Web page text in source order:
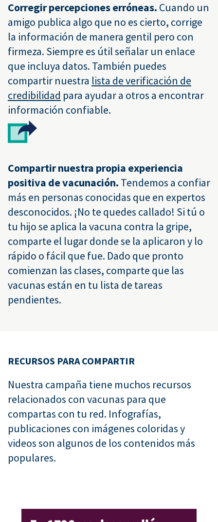
Corregir percepciones erróneas. Cuando un
amigo publica algo que no es cierto, corrige
la información de manera gentil pero con
firmeza. Siempre es útil señalar un enlace
que incluya datos. También puedes
compartir nuestra lista de verificación de
credibilidad para ayudar a otros a encontrar
información confiable.
Compartir nuestra propia experiencia
positiva de vacunación. Tendemos a confiar
más en personas conocidas que en expertos
desconocidos. ¡No te quedes callado! Si tú o
tu hijo se aplica la vacuna contra la gripe,
comparte el lugar donde se la aplicaron y lo
rápido o fácil que fue. Dado que pronto
comienzan las clases, comparte que las
vacunas están en tu lista de tareas
pendientes.
RECURSOS PARA COMPARTIR
Nuestra campaña tiene muchos recursos
relacionados con vacunas para que
compartas con tu red. Infografías,
publicaciones con imágenes coloridas y
videos son algunos de los contenidos más
populares.